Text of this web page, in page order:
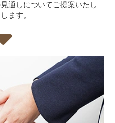
通しについてご提案いたし
ます。